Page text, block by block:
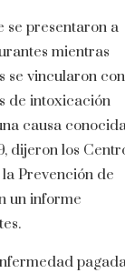
se presentaron a
mientras
se vincularon
de intoxicación
causa
dijeron los
Prevención de
un informe